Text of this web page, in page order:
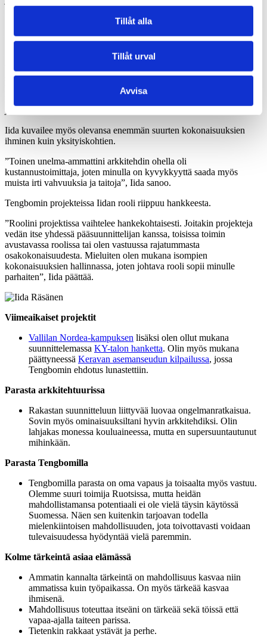
Tillåt alla
Tillåt urval
Avvisa
purkaminen”, Iida kuvailee.
Iidan vahvuus on löytää myös muiden vahvuudet
”Vahvuuteni on ollut aina se, että olen tosi luova ja joustava
suuntaa ja keksiä uusia vaihtoehtoja. Uralla edetessä olen
huomannut, että vahvuuteni on myös tiimin vahvuuksien
Iida kuvailee myös olevansa enemmän suurten kokonaisuuksien
ihminen kuin yksityiskohtien.
”Toinen unelma-ammattini arkkitehdin ohella oli
kustannustoimittaja, joten minulla on kyvykkyyttä saada myös
muista irti vahvuuksia ja taitoja”, Iida sanoo.
Tengbomin projekteissa Iidan rooli riippuu hankkeesta.
”Roolini projektissa vaihtelee hankekohtaisesti. Joitakin projekteja
vedän itse yhdessä pääsuunnittelijan kanssa, toisissa toimin
avustavassa roolissa tai olen vastuussa rajatummasta
osakokonaisuudesta. Mieluiten olen mukana isompien
kokonaisuuksien hallinnassa, joten johtava rooli sopii minulle
parhaiten”, Iida päättää.
Viimeaikaiset projektit
Vallilan Nordea-kampuksen lisäksi olen ollut mukana
suunnittelemassa KY-talon hanketta. Olin myös mukana
päättyneessä Keravan asemanseudun kilpailussa, jossa
Tengbomin ehdotus lunastettiin.
Parasta arkkitehtuurissa
Rakastan suunnitteluun liittyvää luovaa ongelmanratkaisua.
Sovin myös ominaisuuksiltani hyvin arkkitehdiksi. Olin
lahjakas monessa kouluaineessa, mutta en supersuuntautunut
mihinkään.
Parasta Tengbomilla
Tengbomilla parasta on oma vapaus ja toisaalta myös vastuu.
Olemme suuri toimija Ruotsissa, mutta heidän
mahdollistamansa potentiaali ei ole vielä täysin käytössä
Suomessa. Näen sen kuitenkin tarjoavan todella
mielenkiintoisen mahdollisuuden, jota toivottavasti voidaan
tulevaisuudessa hyödyntää vielä paremmin.
Kolme tärkeintä asiaa elämässä
Ammatin kannalta tärkeintä on mahdollisuus kasvaa niin
ammatissa kuin työpaikassa. On myös tärkeää kasvaa
ihmisenä.
Mahdollisuus toteuttaa itseäni on tärkeää sekä töissä että
vapaa-ajalla taiteen parissa.
Tietenkin rakkaat ystävät ja perhe.